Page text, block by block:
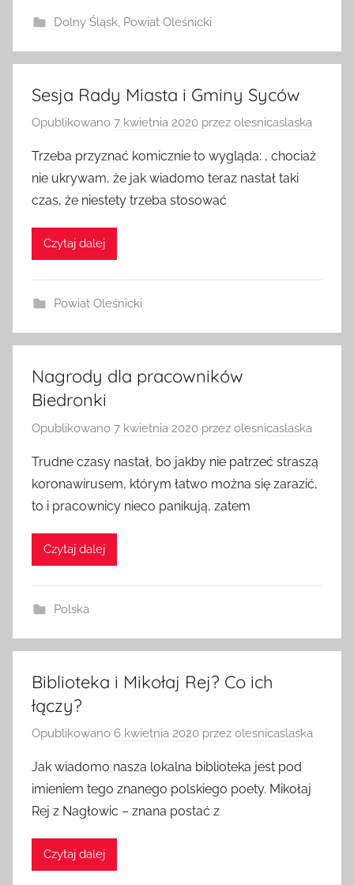
Dolny Śląsk, Powiat Oleśnicki
Sesja Rady Miasta i Gminy Syców
Opublikowano 7 kwietnia 2020 przez olesnicaslaska
Trzeba przyznać komicznie to wygląda: , chociaż
nie ukrywam, że jak wiadomo teraz nastał taki
czas, że niestety trzeba stosować
Czytaj dalej
Powiat Oleśnicki
Nagrody dla pracowników
Biedronki
Opublikowano 7 kwietnia 2020 przez olesnicaslaska
Trudne czasy nastał, bo jakby nie patrzeć straszą
koronawirusem, którym łatwo można się zarazić,
to i pracownicy nieco panikują, zatem
Czytaj dalej
Polska
Biblioteka i Mikołaj Rej? Co ich
łączy?
Opublikowano 6 kwietnia 2020 przez olesnicaslaska
Jak wiadomo nasza lokalna biblioteka jest pod
imieniem tego znanego polskiego poety. Mikołaj
Rej z Nagłowic – znana postać z
Czytaj dalej